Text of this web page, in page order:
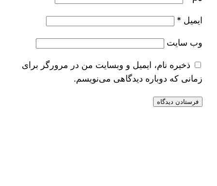
ایمیل *
وب‌ سایت
ذخیره نام، ایمیل و وبسایت من در مرورگر برای
زمانی که دوباره دیدگاهی می‌نویسم.